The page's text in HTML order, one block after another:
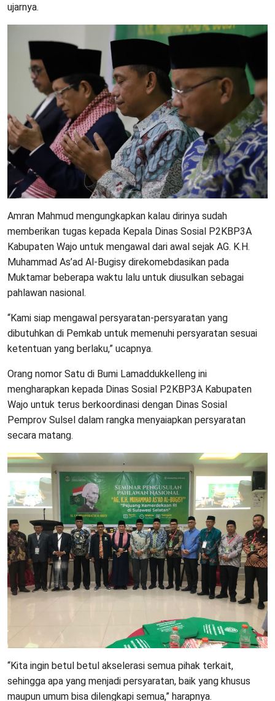
ujarnya.
Amran Mahmud mengungkapkan kalau dirinya sudah
memberikan tugas kepada Kepala Dinas Sosial P2KBP3A
Kabupaten Wajo untuk mengawal dari awal sejak AG. K.H.
Muhammad As’ad Al-Bugisy direkomebdasikan pada
Muktamar beberapa waktu lalu untuk diusulkan sebagai
pahlawan nasional.
“Kami siap mengawal persyaratan-persyaratan yang
dibutuhkan di Pemkab untuk memenuhi persyaratan sesuai
ketentuan yang berlaku,” ucapnya.
Orang nomor Satu di Bumi Lamaddukkelleng ini
mengharapkan kepada Dinas Sosial P2KBP3A Kabupaten
Wajo untuk terus berkoordinasi dengan Dinas Sosial
Pemprov Sulsel dalam rangka menyaiapkan persyaratan
secara matang.
“Kita ingin betul betul akselerasi semua pihak terkait,
sehingga apa yang menjadi persyaratan, baik yang khusus
maupun umum bisa dilengkapi semua,” harapnya.